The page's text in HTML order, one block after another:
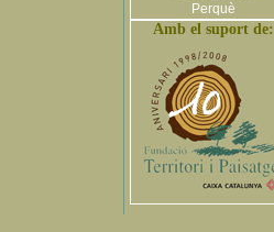
Perquè
Amb el suport de: